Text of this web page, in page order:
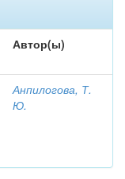
Автор(ы)
Анпилогова, Т.
Ю.